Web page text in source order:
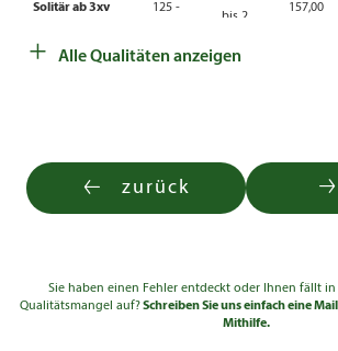
Solitär ab 3xv
125 -
bis 2
157,00
+ Alle Qualitäten anzeigen
zurück
Sie haben einen Fehler entdeckt oder Ihnen fällt
Qualitätsmangel auf?Schreiben Sie uns einfach eine
Mithilfe.